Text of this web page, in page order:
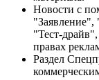
Новости с
"Тест-
правах
Раздел